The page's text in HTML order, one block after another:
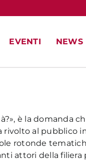
EVENTI NEWS
è la domanda
rivolto al pubblico
rotonde
attori della